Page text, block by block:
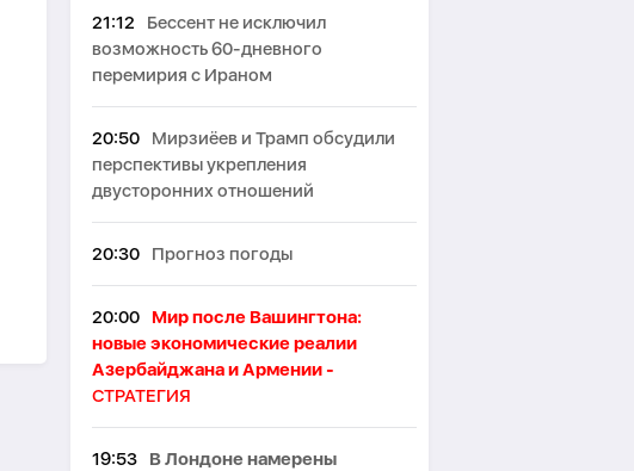
21:12
Бессент не исключил
возможность 60-дневного
перемирия с Ираном
20:50
Мирзиёев и Трамп обсудили
перспективы укрепления
двусторонних отношений
20:30 Прогноз погоды
20:00
Мир после Вашингтона:
новые экономические реалии
Азербайджана и Армении -
СТРАТЕГИЯ
19:53
В Лондоне намерены